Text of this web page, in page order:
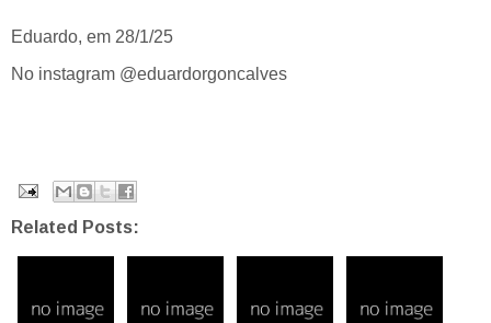
Eduardo, em 28/1/25
No instagram @eduardorgoncalves
Related Posts: